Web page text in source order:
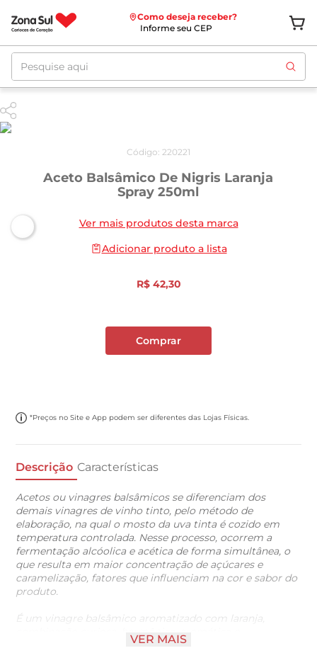
Como deseja receber?
Informe seu CEP
Pesquise aqui
Código: 220221
Aceto Balsâmico De Nigris Laranja
Spray 250ml
Ver mais produtos desta marca
Adicionar produto a lista
R$ 42,30
Comprar
*Preços no Site e App podem ser diferentes das Lojas Físicas.
Descrição Características
Acetos ou vinagres balsâmicos se diferenciam dos
demais vinagres de vinho tinto, pelo método de
elaboração, na qual o mosto da uva tinta é cozido em
temperatura controlada. Nesse processo, ocorrem a
fermentação alcóolica e acética de forma simultânea, o
que resulta em maior concentração de açúcares e
caramelização, fatores que influenciam na cor e sabor do
produto.
É um vinagre balsâmico aromatizado com laranja,
combinação curiosa, harmônica, aromática e
deliciosa. Seus toques cítricos e agridoces harmonizam
VER MAIS